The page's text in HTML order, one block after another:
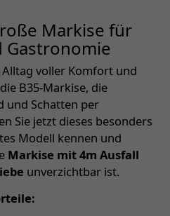
Markise für
Gastronomie
voller Komfort und
B35-Markise, die
und Schatten per
Sie jetzt dieses besonders
Modell kennen und
Markise mit 4m Ausfall
unverzichtbar ist.